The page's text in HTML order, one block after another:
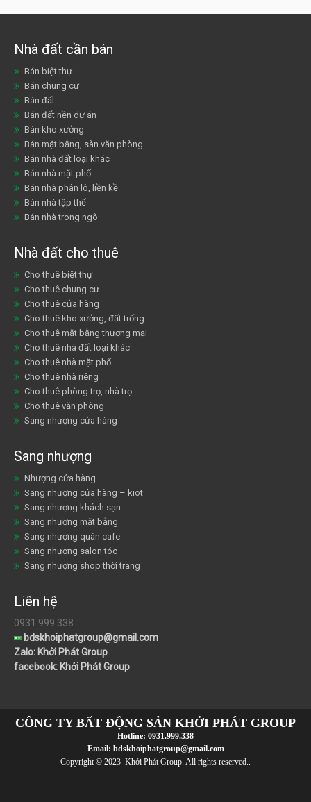
Nhà đất cần bán
Bán biệt thự
Bán chung cư
Bán đất
Bán đất nền dự án
Bán kho xưởng
Bán mặt bằng, sàn văn phòng
Bán nhà đất loại khác
Bán nhà mặt phố
Bán nhà phân lô, liền kề
Bán nhà tập thể
Bán nhà trong ngõ
Nhà đất cho thuê
Cho thuê biệt thự
Cho thuê chung cư
Cho thuê cửa hàng
Cho thuê kho xưởng, đất trống
Cho thuê mặt bằng thương mại
Cho thuê nhà đất loại khác
Cho thuê nhà mặt phố
Cho thuê nhà riêng
Cho thuê phòng trọ, nhà trọ
Cho thuê văn phòng
Sang nhượng cửa hàng
Sang nhượng
Nhượng cửa hàng
Sang nhượng cửa hàng – kiot
Sang nhượng khách sạn
Sang nhượng mặt bằng
Sang nhượng quán cafe
Sang nhượng salon tóc
Sang nhượng shop thời trang
Liên hệ
0931.999.338
bdskhoiphatgroup@gmail.com
Zalo: Khởi Phát Group
facebook: Khởi Phát Group
CÔNG TY BẤT ĐỘNG SẢN KHỞI PHÁT GROUP
Hotline: 0931.999.338
Email: bdskhoiphatgroup@gmail.com
Copyright © 2023 Khởi Phát Group. All rights reserved..